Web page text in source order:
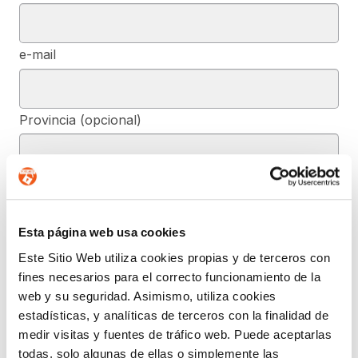
Esta página web usa cookies
Este Sitio Web utiliza cookies propias y de terceros con
fines necesarios para el correcto funcionamiento de la
web y su seguridad. Asimismo, utiliza cookies
estadísticas, y analíticas de terceros con la finalidad de
medir visitas y fuentes de tráfico web. Puede aceptarlas
todas, solo algunas de ellas o simplemente las
e-mail
Provincia (opcional)
Mensaje (opcional)
De conformidad con el RGPD y la LOPDGDD, SEGURIDAD Y
PRIVACIDAD DE DATOS, S.L. tratará los datos facilitados, con la
finalidad de contestar a las dudas y/o quejas planteadas a través
del presente formulario y facilitar la información solicitada. Podrá
ejercer, si lo desea, los derechos de acceso, rectificación,
supresión, y demás reconocidos en la normativa mencionada. Para
obtener más información acerca de cómo estamos tratando sus
datos, acceda a nuestra política de privacidad.